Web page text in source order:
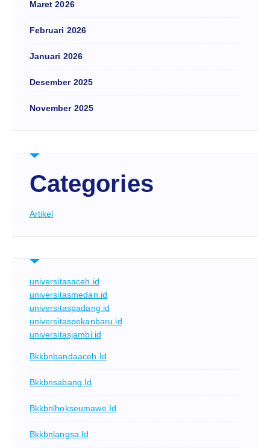
Maret 2026
Februari 2026
Januari 2026
Desember 2025
November 2025
Categories
Artikel
universitasaceh.id
universitasmedan.id
universitaspadang.id
universitaspekanbaru.id
universitasjambi.id
Bkkbnbandaaceh.id
Bkkbnsabang.id
Bkkbnlhokseumawe.id
Bkkbnlangsa.id